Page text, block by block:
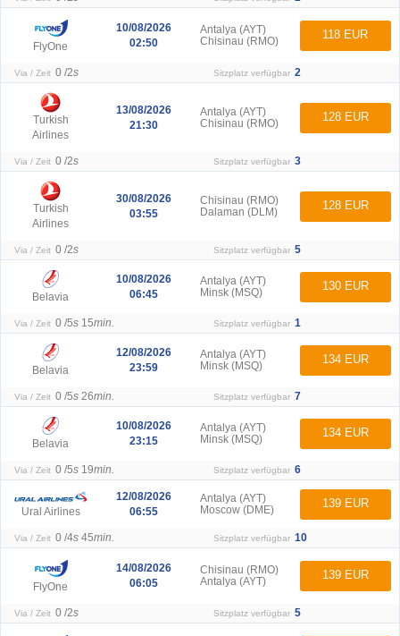
FlyOne
10/08/2026
02:50
Antalya (AYT)
Chisinau (RMO)
Via / Zeit 0 /2s Sitzplatz verfügbar 2
118 EUR
Turkish
Airlines
13/08/2026
21:30
Antalya (AYT)
Chisinau (RMO)
Via / Zeit 0 /2s Sitzplatz verfügbar 3
128 EUR
Turkish
Airlines
30/08/2026
03:55
Chisinau (RMO)
Dalaman (DLM)
Via / Zeit 0 /2s Sitzplatz verfügbar 5
128 EUR
Belavia
10/08/2026
06:45
Antalya (AYT)
Minsk (MSQ)
Via / Zeit 0 /5s 15min. Sitzplatz verfügbar 1
130 EUR
Belavia
12/08/2026
23:59
Antalya (AYT)
Minsk (MSQ)
Via / Zeit 0 /5s 26min. Sitzplatz verfügbar 7
134 EUR
Belavia
10/08/2026
23:15
Antalya (AYT)
Minsk (MSQ)
Via / Zeit 0 /5s 19min. Sitzplatz verfügbar 6
134 EUR
Ural Airlines
12/08/2026
06:55
Antalya (AYT)
Moscow (DME)
Via / Zeit 0 /4s 45min. Sitzplatz verfügbar 10
139 EUR
FlyOne
14/08/2026
06:05
Chisinau (RMO)
Antalya (AYT)
Via / Zeit 0 /2s Sitzplatz verfügbar 5
139 EUR